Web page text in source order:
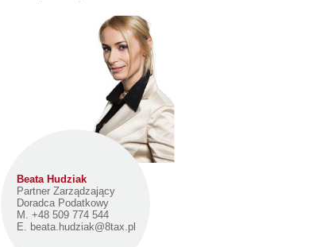
Beata Hudziak
Partner Zarządzający
Doradca Podatkowy
M. +48 509 774 544
E. beata.hudziak@8tax.pl